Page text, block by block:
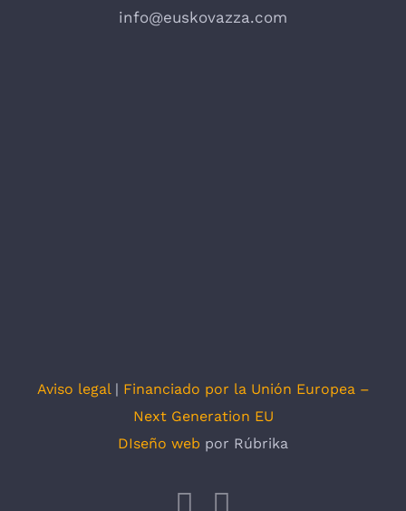
info@euskovazza.com
Aviso legal | Financiado por la Unión Europea –
Next Generation EU
DIseño web por Rúbrika
Facebook